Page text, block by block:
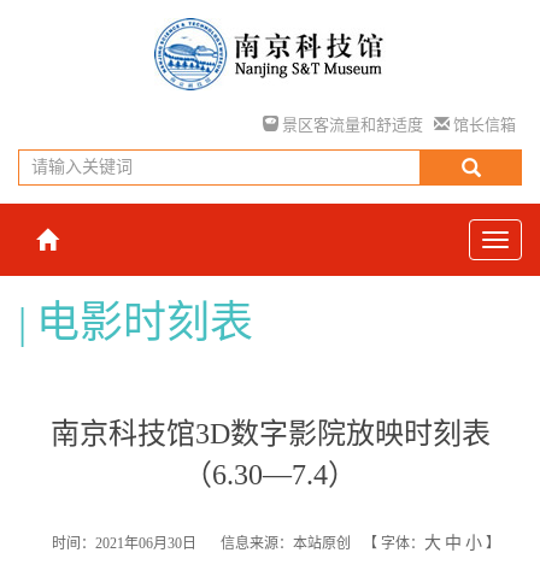
景区客流量和舒适度 馆长信箱
电影时刻表
南京科技馆3D数字影院放映时刻表
（6.30—7.4）
时间：2021年06月30日 信息来源：本站原创 【 字体： 大 中 小 】